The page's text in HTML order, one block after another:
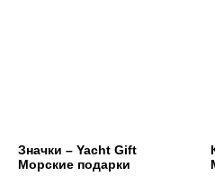
Значки – Yacht Gift
Морские подарки